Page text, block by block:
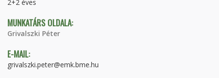
2+2 éves
MUNKATÁRS OLDALA:
Grivalszki Péter
E-MAIL:
grivalszki.peter@emk.bme.hu